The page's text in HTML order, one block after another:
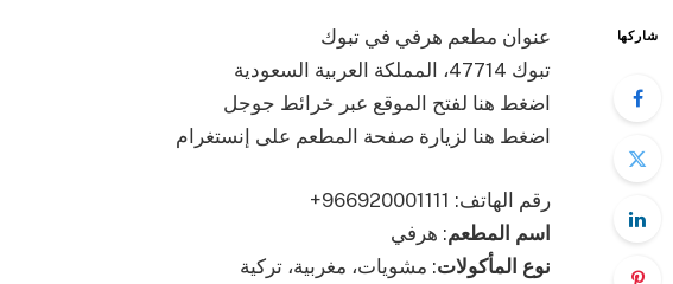
شاركها
عنوان مطعم هرفي في تبوك
تبوك 47714، المملكة العربية السعودية
اضغط هنا لفتح الموقع عبر خرائط جوجل
اضغط هنا لزيارة صفحة المطعم على إنستغرام
رقم الهاتف: ‎+966920001111
اسم المطعم: هرفي
نوع المأكولات: مشويات، مغربية، تركية